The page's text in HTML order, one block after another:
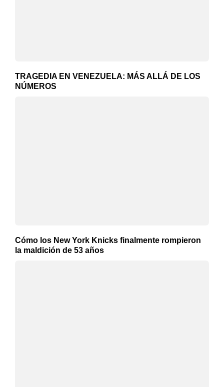
TRAGEDIA EN VENEZUELA: MÁS ALLÁ DE LOS
NÚMEROS
Cómo los New York Knicks finalmente rompieron
la maldición de 53 años